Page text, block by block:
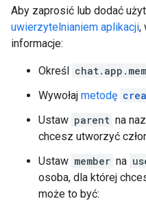
Aby zaprosić lub dodać
uwierzytelnianiem aplikacji,
informacje:
Określ
Wywołaj metodę
Ustaw parent na
chcesz utworzyć
Ustaw member na
osoba, dla której
może to być: